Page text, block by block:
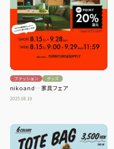
ファッション グッズ
nikoand…家具フェア
2025.08.19